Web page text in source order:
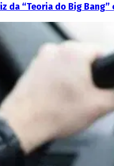
da “Teoria do Big